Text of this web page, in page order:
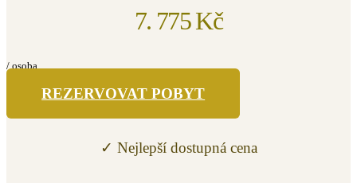
7. 775 Kč
/ osoba
REZERVOVAT POBYT
✓ Nejlepší dostupná cena